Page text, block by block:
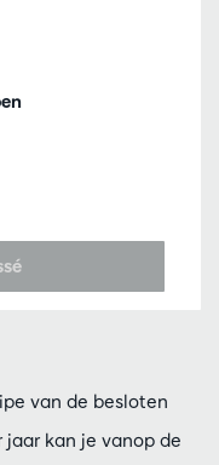
van de besloten
kan je vanop de